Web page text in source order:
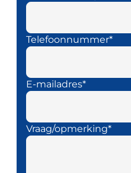
Telefoonnummer*
E-mailadres*
Vraag/opmerking*